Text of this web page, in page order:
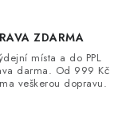
ZDARMA
místa a do PPL
darma. Od 999 Kč
veškerou dopravu.